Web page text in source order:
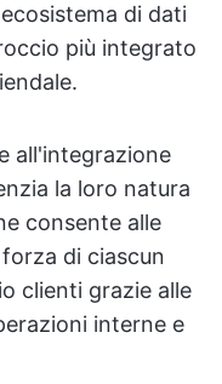
di dati
più integrato
all'integrazione
la loro natura
consente alle
di ciascun
clienti grazie alle
interne e